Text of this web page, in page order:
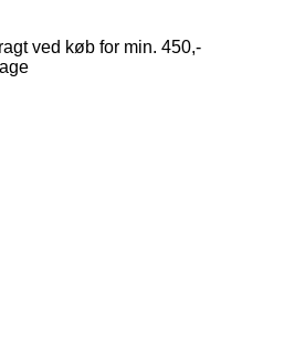
ved køb for min. 450,-